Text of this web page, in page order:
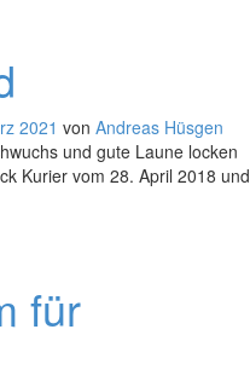
2021 von Andreas Hüsgen
und gute Laune locken
Kurier vom 28. April 2018 und
für